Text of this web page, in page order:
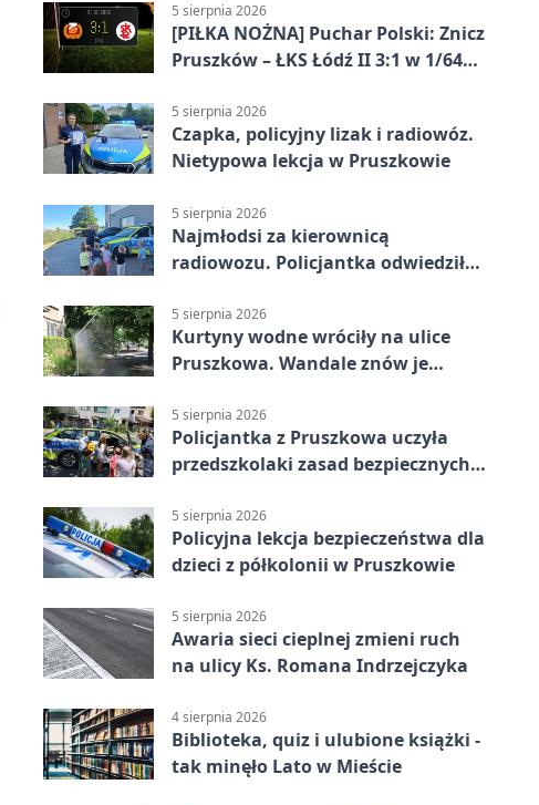
5 sierpnia 2026
[PIŁKA NOŻNA] Puchar Polski: Znicz
Pruszków – ŁKS Łódź II 3:1 w 1/64
5 sierpnia 2026
Czapka, policyjny lizak i radiowóz.
Nietypowa lekcja w Pruszkowie
5 sierpnia 2026
Najmłodsi za kierownicą
radiowozu. Policjantka odwiedziła
5 sierpnia 2026
Kurtyny wodne wróciły na ulice
Pruszkowa. Wandale znów je
5 sierpnia 2026
Policjantka z Pruszkowa uczyła
przedszkolaki zasad bezpiecznych
5 sierpnia 2026
Policyjna lekcja bezpieczeństwa dla
dzieci z półkolonii w Pruszkowie
5 sierpnia 2026
Awaria sieci cieplnej zmieni ruch
na ulicy Ks. Romana Indrzejczyka
4 sierpnia 2026
Biblioteka, quiz i ulubione książki -
tak minęło Lato w Mieście